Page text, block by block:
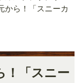
から！「スニーカ
！「スニー